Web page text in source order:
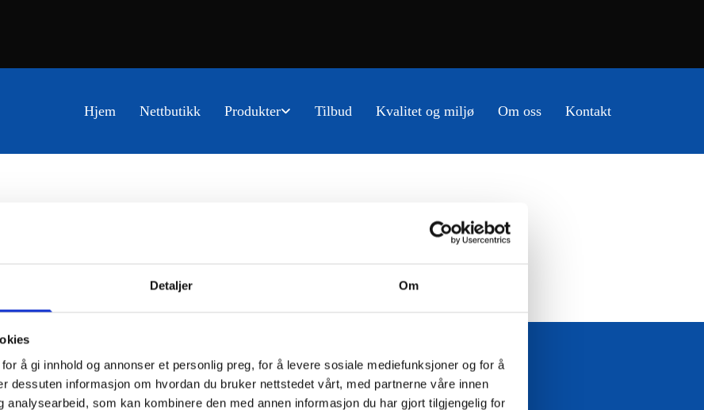
Detaljer Om
å gi innhold og annonser et personlig preg, for å levere sosiale mediefunksjoner og for å
dessuten informasjon om hvordan du bruker nettstedet vårt, med partnerne våre innen
analysearbeid, som kan kombinere den med annen informasjon du har gjort tilgjengelig for
Hjem Nettbutikk Produkter Tilbud Kvalitet og miljø Om oss Kontakt
Åpningstider